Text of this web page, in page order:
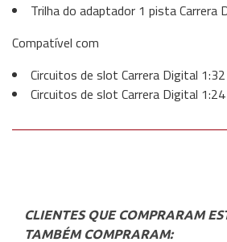
Trilha do adaptador 1 pista
Compatível com
Circuitos de slot Carrera Digital 1:32
Circuitos de slot Carrera Digital 1:24
CLIENTES QUE COMPRARAM
TAMBÉM COMPRARAM: